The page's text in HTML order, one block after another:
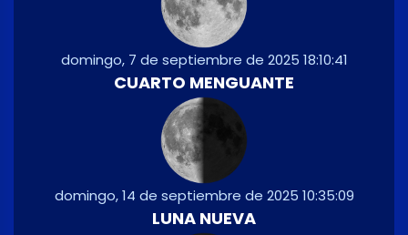
domingo, 7 de septiembre de 2025 18:10:41
CUARTO MENGUANTE
domingo, 14 de septiembre de 2025 10:35:09
LUNA NUEVA